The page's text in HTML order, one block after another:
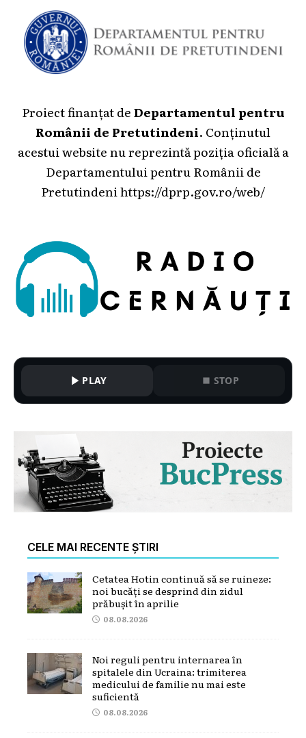
Proiect finanțat deDepartamentul pentru
Românii de Pretutindeni. Conținutul
acestui website nu reprezintă poziția oficială a
Departamentului pentru Românii de
Pretutindeni https://dprp.gov.ro/web/
PLAY STOP
CELE MAI RECENTE ȘTIRI
Cetatea Hotin continuă să se ruineze:
noi bucăți se desprind din zidul
prăbușit în aprilie
08.08.2026
Noi reguli pentru internarea în
spitalele din Ucraina: trimiterea
medicului de familie nu mai este
suficientă
08.08.2026